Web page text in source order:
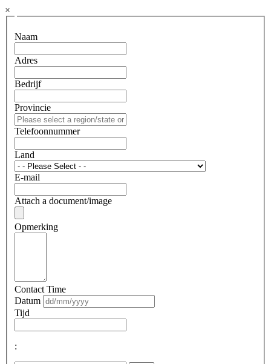
×
Naam
Adres
Bedrijf
Provincie
Telefoonnummer
Land
E-mail
Attach a document/image
Opmerking
Contact Time
Datum
Tijd
: